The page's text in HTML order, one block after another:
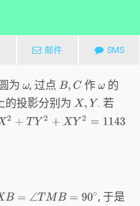
邮件 SMS
为 ω, 过点B,C 作 ω 的
的投影分别为X,Y . 若
2+ TY2+XY2 =1143
B=∠T MB= 90∘ , 于是